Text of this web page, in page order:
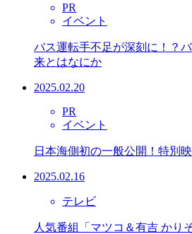
PR
イベント
バス運転手不足が深刻に！？
来とはなにか
2025.02.20
PR
イベント
日本海側初の一般公開！特別
2025.02.16
テレビ
人気番組「マツコ＆有吉 かり